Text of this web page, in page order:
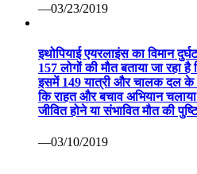
—03/23/2019
इथोपियाई एयरलाइंस का विमान
157 लोगों की मौत बताया जा रहा
इसमें 149 यात्री और चालक दल
कि राहत और बचाव अभियान
जीवित होने या संभावित मौत की
—03/10/2019